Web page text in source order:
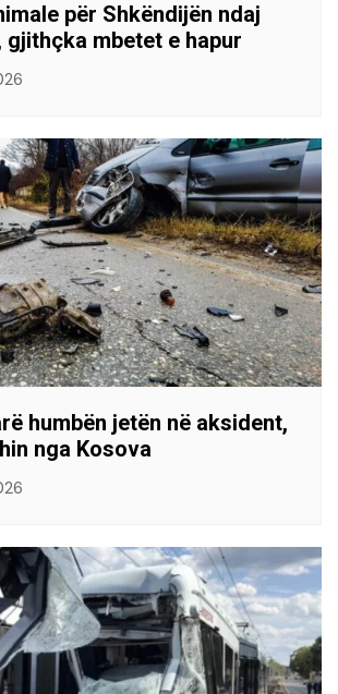
për Shkëndijën ndaj
gjithçka mbetet e hapur
humbën jetën në aksident,
nga Kosova